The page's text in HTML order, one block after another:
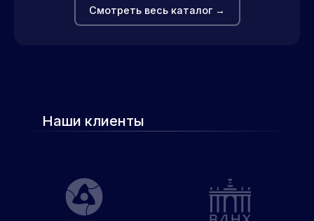
Смотреть весь каталог →
Наши клиенты